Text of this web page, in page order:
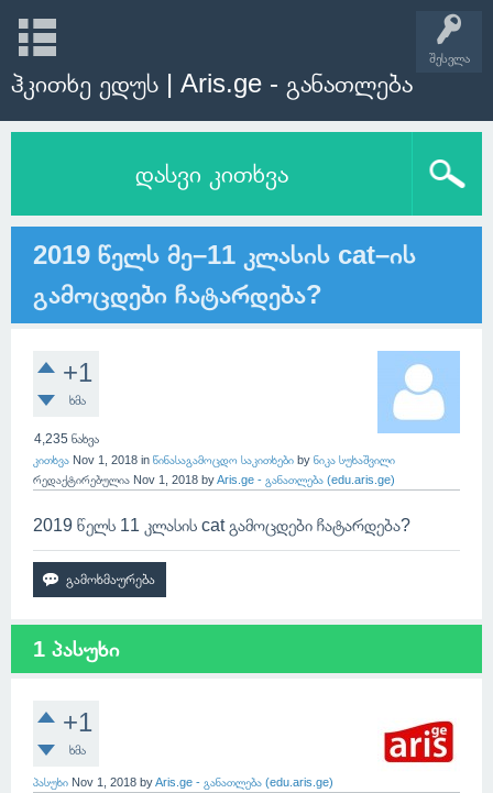
შესვლა
ჰკითხე ედუს | Aris.ge - განათლება
დასვი კითხვა
2019 წელს მე–11 კლასის cat–ის
გამოცდები ჩატარდება?
+1
ხმა
4,235 ნახვა
კითხვა Nov 1, 2018 in წინასაგამოცდო საკითხები by ნიკა სუხაშვილი
რედაქტირებულია Nov 1, 2018 byAris.ge - განათლება (edu.aris.ge)
2019 წელს 11 კლასის cat გამოცდები ჩატარდება?
1 პასუხი
+1
ხმა
პასუხი Nov 1, 2018 byAris.ge - განათლება (edu.aris.ge)